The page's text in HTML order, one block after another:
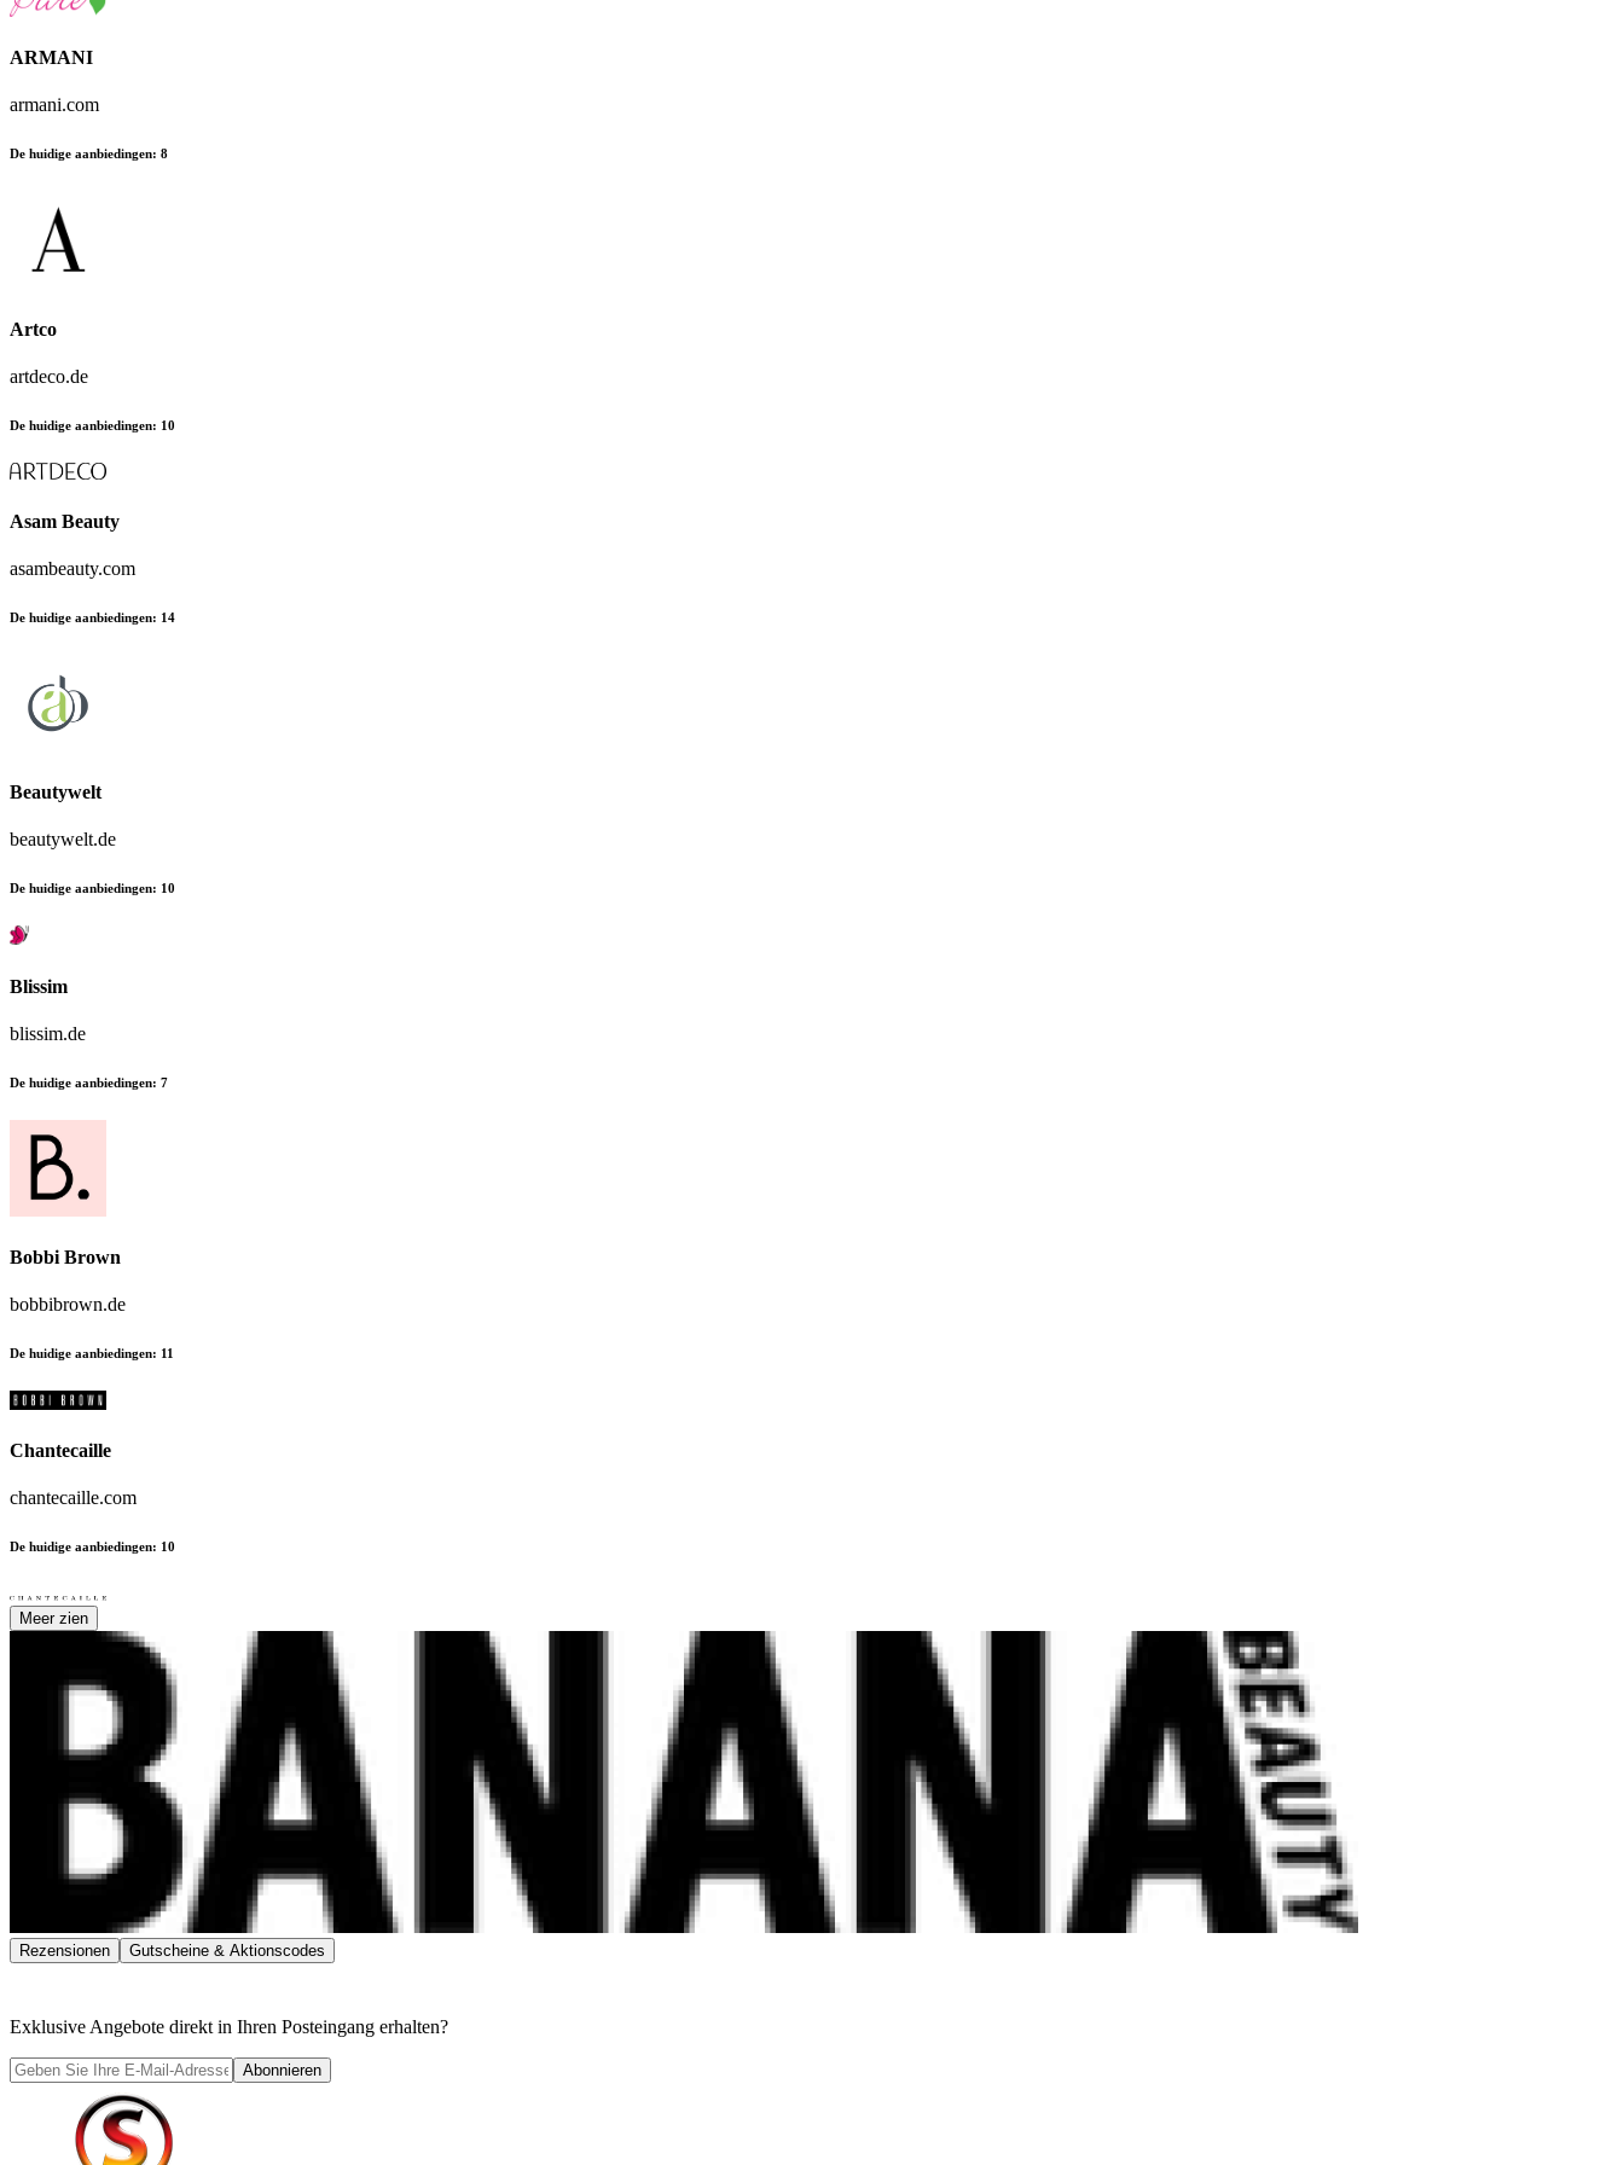
ARMANI
armani.com
De huidige aanbiedingen: 8
Artco
artdeco.de
De huidige aanbiedingen: 10
Asam Beauty
asambeauty.com
De huidige aanbiedingen: 14
Beautywelt
beautywelt.de
De huidige aanbiedingen: 10
Blissim
blissim.de
De huidige aanbiedingen: 7
Bobbi Brown
bobbibrown.de
De huidige aanbiedingen: 11
Chantecaille
chantecaille.com
De huidige aanbiedingen: 10
Meer zien
Rezensionen Gutscheine & Aktionscodes
Exklusive Angebote direkt in Ihren Posteingang erhalten?
Abonnieren